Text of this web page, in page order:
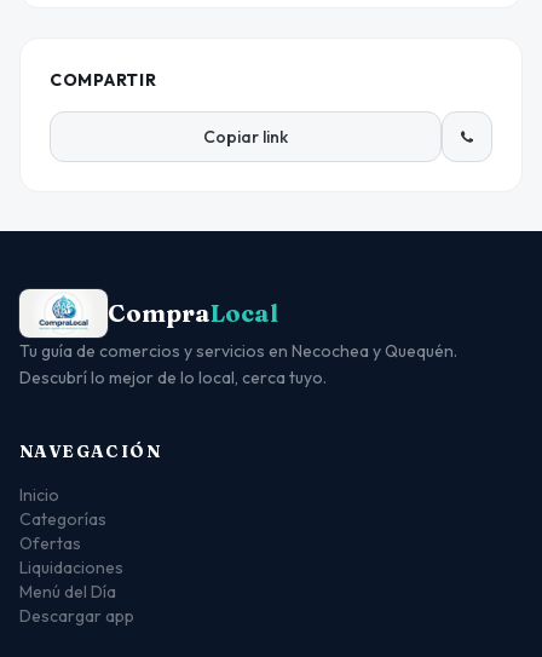
COMPARTIR
Copiar link
CompraLocal
Tu guía de comercios y servicios en Necochea y Quequén.
Descubrí lo mejor de lo local, cerca tuyo.
NAVEGACIÓN
Inicio
Categorías
Ofertas
Liquidaciones
Menú del Día
Descargar app